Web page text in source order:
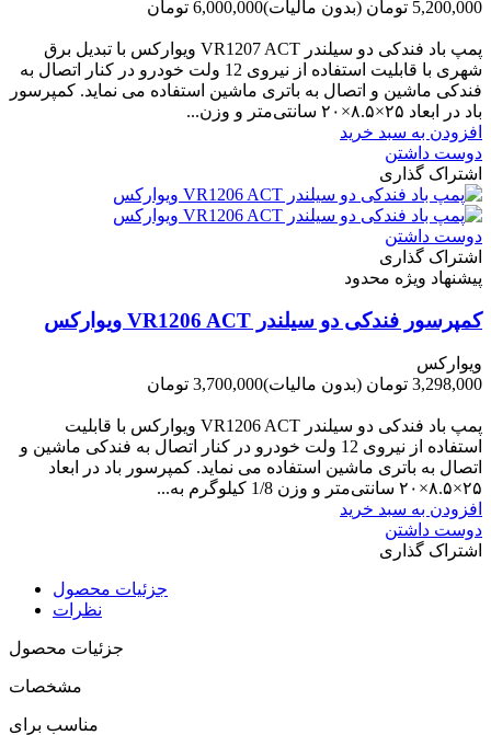
5,200,000 تومان
(بدون مالیات)6,000,000 تومان
پمپ باد فندکی دو سیلندر VR1207 ACT ویوارکس با تبدیل برق
شهری با قابلیت استفاده از نیروی 12 ولت خودرو در کنار اتصال به
فندکی ماشین و اتصال به باتری ماشین استفاده می نماید. کمپرسور
باد در ابعاد ۲۵×۸.۵×۲۰ سانتی‌متر و وزن...
افزودن به سبد خرید
دوست داشتن
اشتراک گذاری
دوست داشتن
اشتراک گذاری
پیشنهاد ویژه محدود
کمپرسور فندکی دو سیلندر VR1206 ACT ویوارکس
ویوارکس
3,298,000 تومان
(بدون مالیات)3,700,000 تومان
پمپ باد فندکی دو سیلندر VR1206 ACT ویوارکس با قابلیت
استفاده از نیروی 12 ولت خودرو در کنار اتصال به فندکی ماشین و
اتصال به باتری ماشین استفاده می نماید. کمپرسور باد در ابعاد
۲۵×۸.۵×۲۰ سانتی‌متر و وزن 1/8 کیلوگرم به...
افزودن به سبد خرید
دوست داشتن
اشتراک گذاری
جزئیات محصول
نظرات
جزئیات محصول
مشخصات
مناسب برای